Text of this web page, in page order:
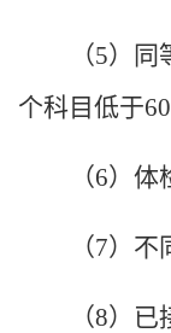
（5）同
个科目低于60
（6）体
（7）不
（8）已